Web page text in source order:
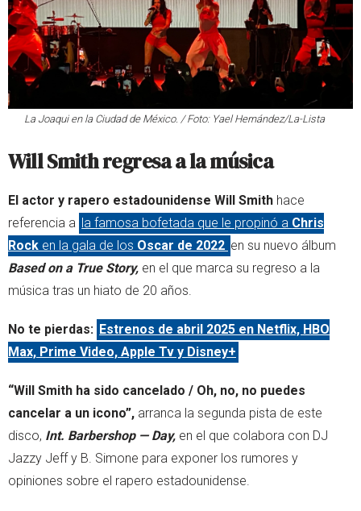
La Joaqui en la Ciudad de México. / Foto: Yael Hernández/La-Lista
Will Smith regresa a la música
El actor y rapero estadounidense Will Smith hace
referencia a la famosa bofetada que le propinó a Chris
Rock en la gala de los Oscar de 2022 en su nuevo álbum
Based on a True Story, en el que marca su regreso a la
música tras un hiato de 20 años.
No te pierdas: Estrenos de abril 2025 en Netflix, HBO
Max, Prime Video, Apple Tv y Disney+
“Will Smith ha sido cancelado / Oh, no, no puedes
cancelar a un icono”, arranca la segunda pista de este
disco, Int. Barbershop — Day, en el que colabora con DJ
Jazzy Jeff y B. Simone para exponer los rumores y
opiniones sobre el rapero estadounidense.